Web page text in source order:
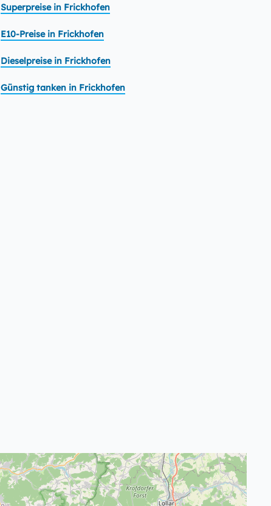
Superpreise in Frickhofen
E10-Preise in Frickhofen
Dieselpreise in Frickhofen
Günstig tanken in Frickhofen